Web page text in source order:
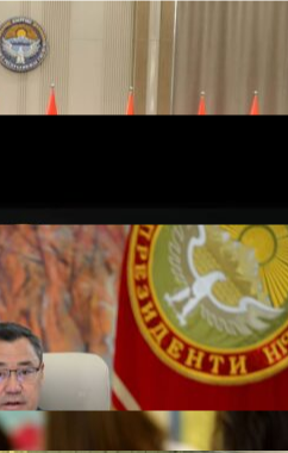
ГЕНДЕРДИК
ЗОМБУЛУКТАН КОРГОО
07.08.2026
КЫРГЫЗ ТАРЫХЫ
КАГАН» КӨРКӨМ
АЛДЫНДА
07.08.2026
ПРЕЗИДЕНТ САДЫР